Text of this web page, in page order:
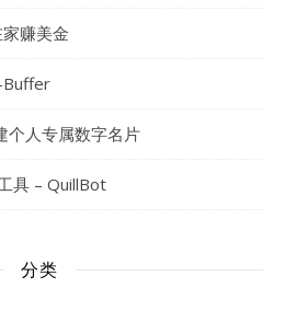
赚美金
Buffer
个人专属数字名片
具 – QuillBot
分类